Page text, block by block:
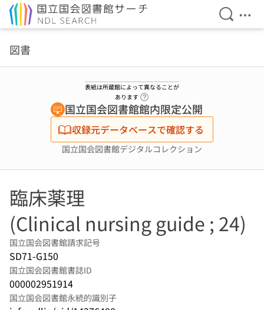
検索を
メ
図書
表紙は所蔵館によって異なることが
あります
国立国会図書館館内限定公開
収録元データベースで確認する
国立国会図書館デジタルコレクション
臨床薬理
(Clinical nursing guide ; 24)
国立国会図書館請求記号
SD71-G150
国立国会図書館書誌ID
000002951914
国立国会図書館永続的識別子